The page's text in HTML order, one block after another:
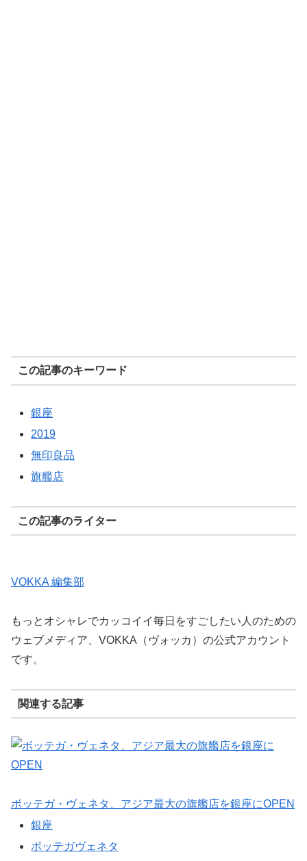
この記事のキーワード
銀座
2019
無印良品
旗艦店
この記事のライター
VOKKA 編集部
もっとオシャレでカッコイイ毎日をすごしたい人のための
ウェブメディア、VOKKA（ヴォッカ）の公式アカウント
です。
関連する記事
ボッテガ・ヴェネタ、アジア最大の旗艦店を銀座にOPEN
銀座
ボッテガヴェネタ